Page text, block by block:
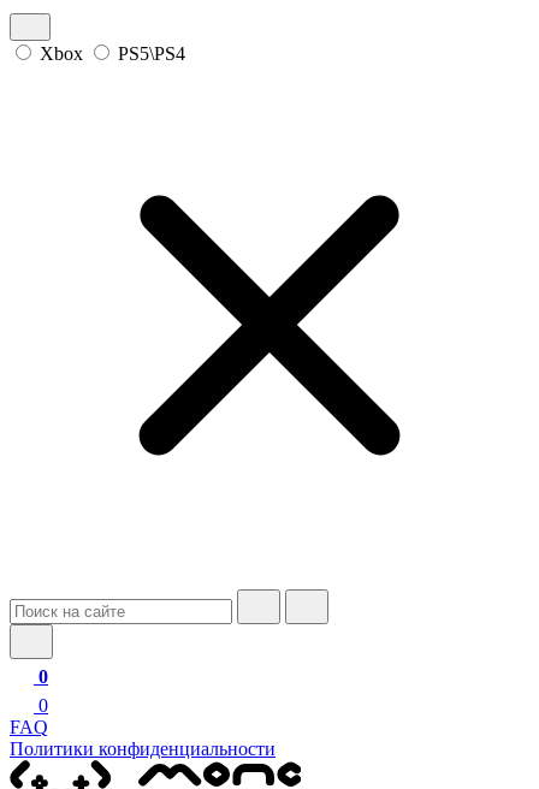
Xbox PS5\PS4
0
0
FAQ
Политики конфиденциальности